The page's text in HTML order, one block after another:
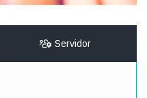
Servidor